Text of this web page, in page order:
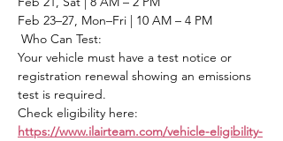
Feb 23–27, Mon–Fri | 10 AM – 4 PM
Who Can Test:
Your vehicle must have a test notice or
registration renewal showing an emissions
test is required.
Check eligibility here:
https://www.ilairteam.com/vehicle-eligibility-